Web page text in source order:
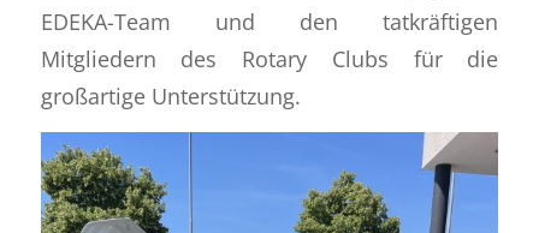
EDEKA-Team und den tatkräftigen
Mitgliedern des Rotary Clubs für die
großartige Unterstützung.